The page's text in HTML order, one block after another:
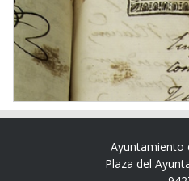
Ayuntamiento
Plaza del